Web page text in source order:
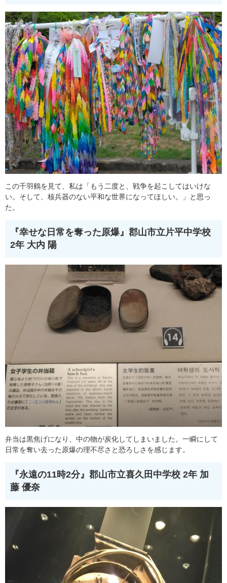
この千羽鶴を見て、私は「もう二度と、戦争を起こしてはいけな
い。そして、核兵器のない平和な世界になってほしい。」と思っ
た。
『幸せな日常を奪った原爆』 郡山市立片平中学校
2年 大内 陽
弁当は黒焦げになり、中の物が炭化してしまいました。一瞬にして
日常を奪い去った原爆の理不尽さと恐ろしさを感じます。
『永遠の11時2分』 郡山市立喜久田中学校 2年 加
藤 優奈